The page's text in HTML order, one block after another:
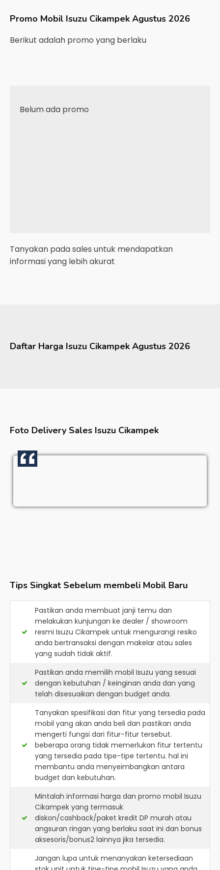
Promo Mobil Isuzu Cikampek Agustus 2026
Berikut adalah promo yang berlaku
Belum ada promo
Tanyakan pada sales untuk mendapatkan
informasi yang lebih akurat
Daftar Harga Isuzu Cikampek Agustus 2026
Foto Delivery Sales Isuzu Cikampek
Tips Singkat Sebelum membeli Mobil Baru
Pastikan anda membuat janji temu dan
melakukan kunjungan ke dealer / showroom
resmi Isuzu Cikampek untuk mengurangi resiko
anda bertransaksi dengan makelar atau sales
yang sudah tidak aktif.
Pastikan anda memilih mobil Isuzu yang sesuai
dengan kebutuhan / keinginan anda dan yang
telah disesuaikan dengan budget anda.
Tanyakan spesifikasi dan fitur yang tersedia pada
mobil yang akan anda beli dan pastikan anda
mengerti fungsi dari fitur-fitur tersebut.
beberapa orang tidak memerlukan fitur tertentu
yang tersedia pada tipe-tipe tertentu. hal ini
membantu anda menyeimbangkan antara
budget dan kebutuhan.
Mintalah informasi harga dan promo mobil Isuzu
Cikampek yang termasuk
diskon/cashback/paket kredit DP murah atau
angsuran ringan yang berlaku saat ini dan bonus
aksesoris/bonus2 lainnya jika tersedia.
Jangan lupa untuk menanyakan ketersediaan